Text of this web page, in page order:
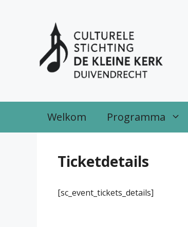
Welkom Programma
Ticketdetails
[sc_event_tickets_details]